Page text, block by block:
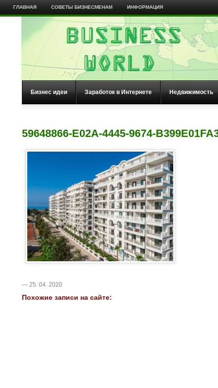
ГЛАВНАЯ СОВЕТЫ БИЗНЕСМЕНАМ ИНФОРМАЦИЯ
Бизнес идеи Заработок в Интернете Недвижимость
59648866-E02A-4445-9674-
— 25. 04. 2020
Похожие записи на сайте: